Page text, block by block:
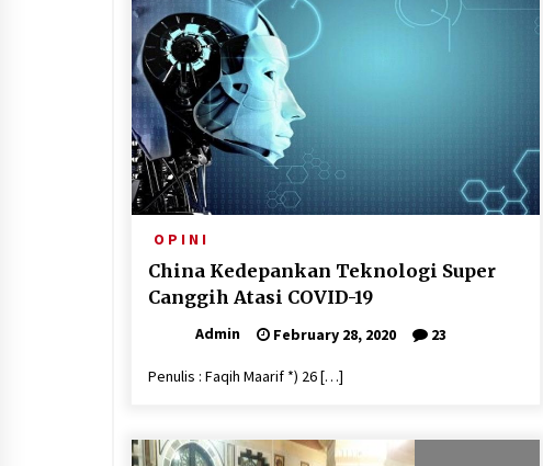
O P I N I
China Kedepankan Teknologi Super
Canggih Atasi COVID-19
Admin February 28, 2020 23
Penulis : Faqih Maarif *) 26 […]